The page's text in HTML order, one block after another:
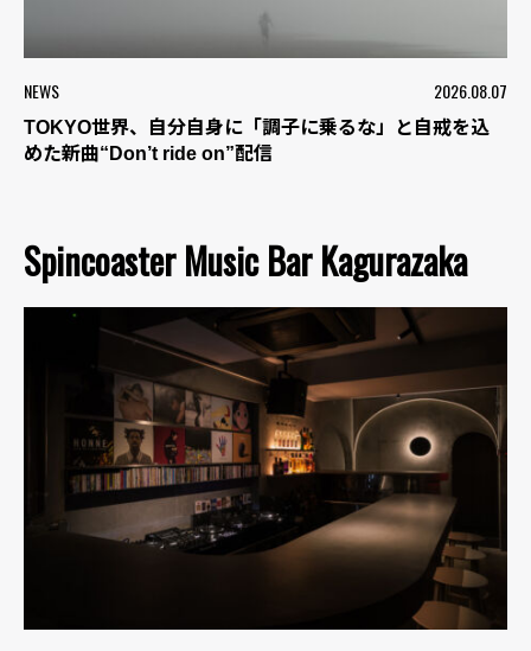
NEWS 2026.08.07
TOKYO世界、自分自身に「調子に乗るな」と自戒を込
めた新曲“Don’t ride on”配信
Spincoaster Music Bar Kagurazaka